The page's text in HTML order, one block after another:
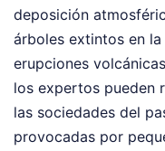
deposición
árboles extintos en
erupciones
los expertos pueden
las sociedades del
provocadas por